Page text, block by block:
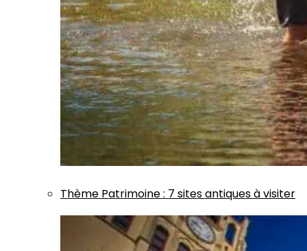
Thème Patrimoine: 7 sites antiques à visiter